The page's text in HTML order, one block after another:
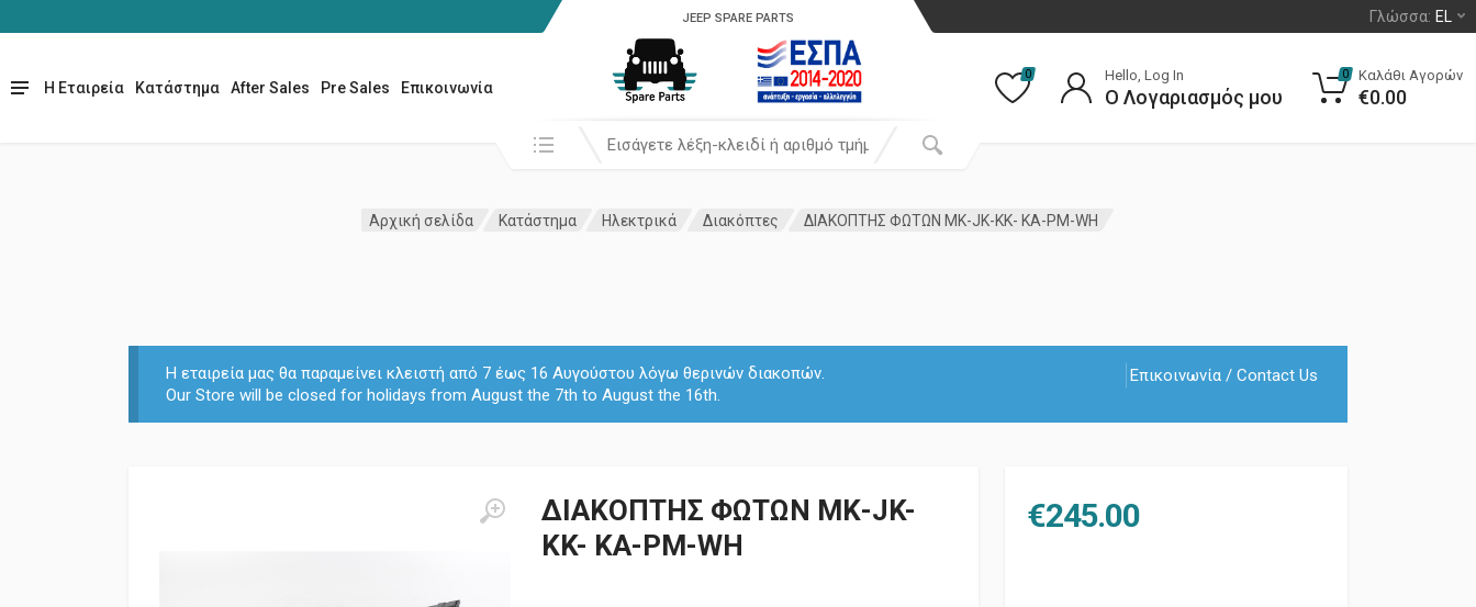
Γλώσσα: EL
Η Εταιρεία Κατάστημα After Sales Pre Sales Επικοινωνία
JEEP SPARE PARTS
Αναζήτησή σε:
0 Hello, Log In
Ο Λογαριασμός μου
0 Καλάθι Αγορών
€0.00
Αρχική σελίδα Κατάστημα Ηλεκτρικά Διακόπτες ΔΙΑΚΟΠΤΗΣ ΦΩΤΩΝ ΜΚ-JK-KK- KA-PM-WH
Επικοινωνία / Contact Us
Η εταιρεία μας θα παραμείνει κλειστή από 7 έως 16 Αυγούστου λόγω θερινών διακοπών.
Our Store will be closed for holidays from August the 7th to August the 16th.
ΔΙΑΚΟΠΤΗΣ ΦΩΤΩΝ ΜΚ-JK-
KK- KA-PM-WH
€245.00